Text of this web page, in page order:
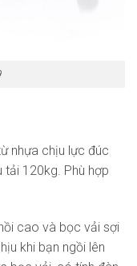
nhựa chịu lực đúc
tải 120kg. Phù hợp
cao và bọc vải sợi
khi bạn ngồi lên